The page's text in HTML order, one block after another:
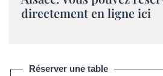
directement en ligne ici
Réserver une table